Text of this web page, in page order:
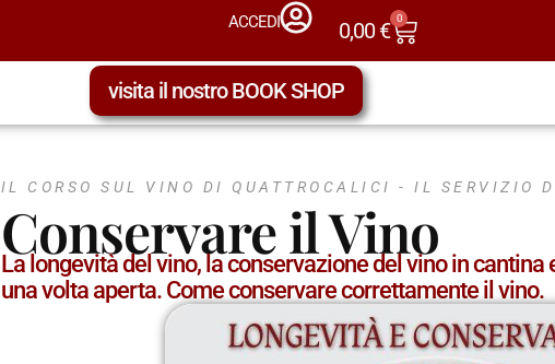
ACCEDI 0,00€ 0
visita il nostro BOOK SHOP
IL CORSO SUL VINO DI QUATTROCALICI -IL SERVIZIO
Conservare il Vino
La longevità del vino, la conservazione del vino in
una volta aperta. Come conservare correttamente il vino.